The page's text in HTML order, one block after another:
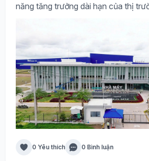
năng tăng trưởng dài hạn của thị
0 Yêu thích 0 Bình luận